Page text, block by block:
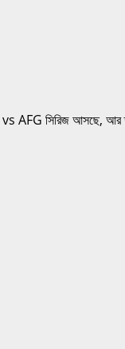
AFG সিরিজ আসছে, আর